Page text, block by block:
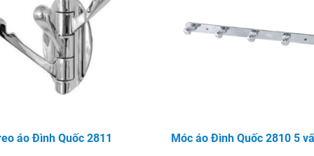
áo Đình Quốc 2811 Móc áo Đình Quốc 2810 5